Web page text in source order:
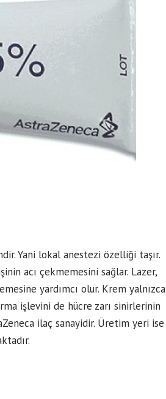
Yani lokal anestezi özelliği taşır.
acı çekmemesini sağlar. Lazer,
yardımcı olur. Krem yalnızca
işlevini de hücre zarı sinirlerinin
ilaç sanayidir. Üretim yeri ise